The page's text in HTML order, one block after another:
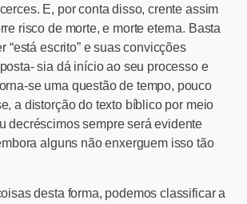
E, por conta disso, crente assim
risco de morte, e morte eterna. Basta
“está escrito” e suas convicções
sia dá início ao seu processo e
se uma questão de tempo, pouco
a distorção do texto bíblico por meio
decréscimos sempre será evidente
alguns não enxerguem isso tão
desta forma, podemos classificar a